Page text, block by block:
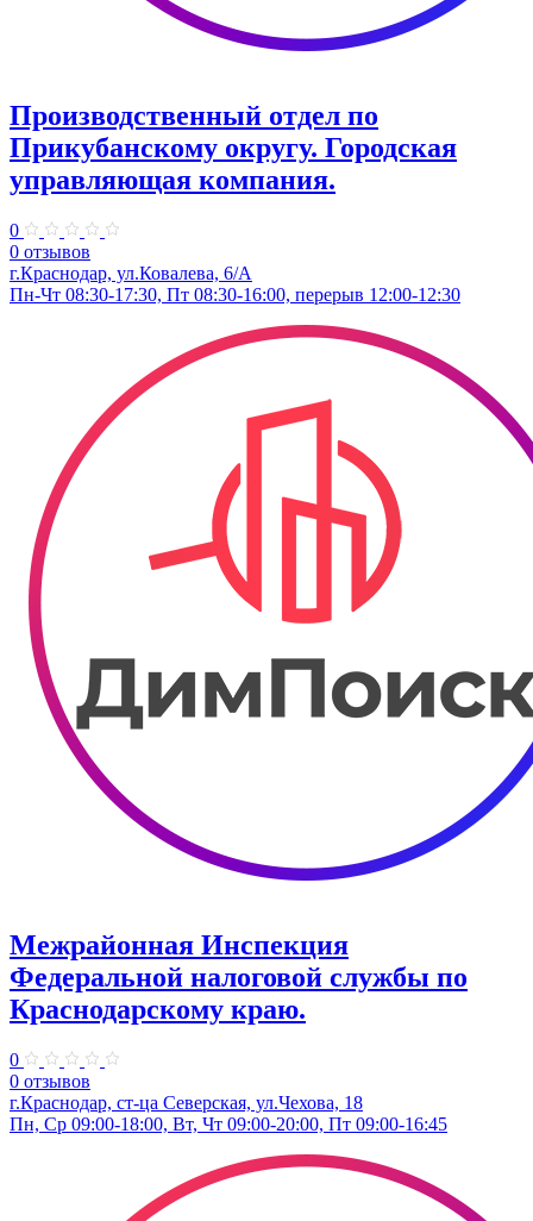
Производственный отдел по
Прикубанскому округу. Городская
управляющая компания.
0
0 отзывов
г.Краснодар, ул.Ковалева, 6/А
Пн-Чт 08:30-17:30, Пт 08:30-16:00, перерыв 12:00-12:30
Межрайонная Инспекция
Федеральной налоговой службы по
Краснодарскому краю.
0
0 отзывов
г.Краснодар, ст-ца Северская, ул.Чехова, 18
Пн, Ср 09:00-18:00, Вт, Чт 09:00-20:00, Пт 09:00-16:45